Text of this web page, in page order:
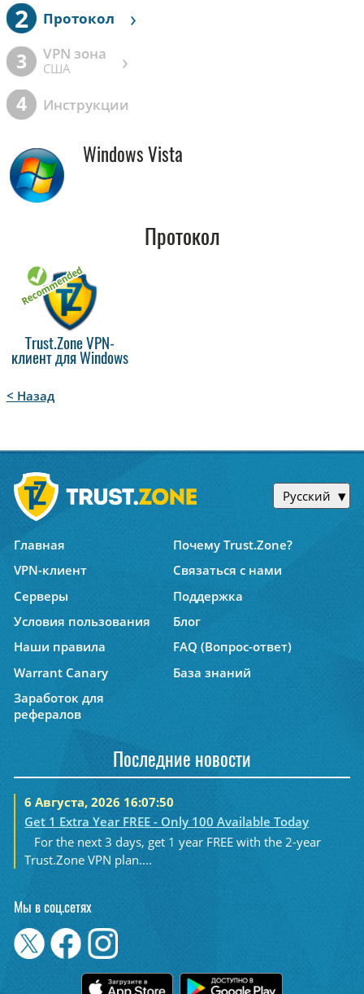
2 Протокол ›
3 VPN зона
США ›
4 Инструкции
Windows Vista
Протокол
Trust.Zone VPN-
клиент для Windows
< Назад
Русский
Главная
Почему Trust.Zone?
VPN-клиент
Связаться с нами
Серверы
Поддержка
Условия пользования
Блог
Наши правила
FAQ (Вопрос-ответ)
Warrant Canary
База знаний
Заработок для
рефералов
Последние новости
6 Августа, 2026 16:07:50
Get 1 Extra Year FREE - Only 100 Available Today
For the next 3 days, get 1 year FREE with the 2-year
Trust.Zone VPN plan....
Мы в соц.сетях